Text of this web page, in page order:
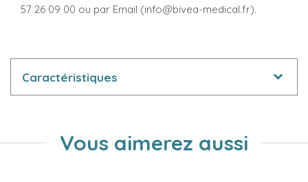
57 26 09 00 ou par Email (info@bivea-medical.fr).
Caractéristiques
Vous aimerez aussi